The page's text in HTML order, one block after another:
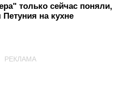
только сейчас поняли,
на кухне
РЕКЛАМА